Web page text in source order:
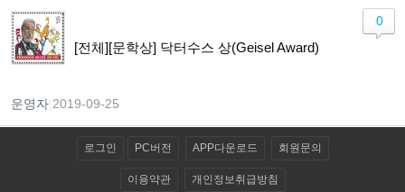
[전체][문학상] 닥터수스 상(Geisel Award)
운영자 2019-09-25
0
로그인 PC버전 APP다운로드 회원문의
이용약관 개인정보취급방침